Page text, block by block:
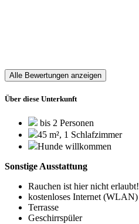
Alle Bewertungen anzeigen
Über diese Unterkunft
bis 2 Personen
45 m², 1 Schlafzimmer
Hunde willkommen
Sonstige Ausstattung
Rauchen ist hier nicht erlaubt!
kostenloses Internet (WLAN)
Terrasse
Geschirrspüler